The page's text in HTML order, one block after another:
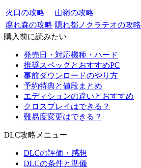
火口の攻略
山嶺の攻略
腐れ森の攻略 隠れ都ノクラテオの攻略
購入前に読みたい
発売日・対応機種・ハード
推奨スペックとおすすめPC
事前ダウンロードのやり方
予約特典と値段まとめ
エディションの違いとおすすめ
クロスプレイはできる？
難易度変更はできる？
DLC攻略メニュー
DLCの評価・感想
DLCの条件と準備